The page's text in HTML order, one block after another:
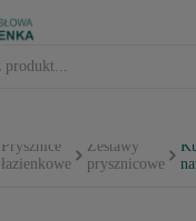
Prysznice
łazienkowe
Zestawy
prysznicowe